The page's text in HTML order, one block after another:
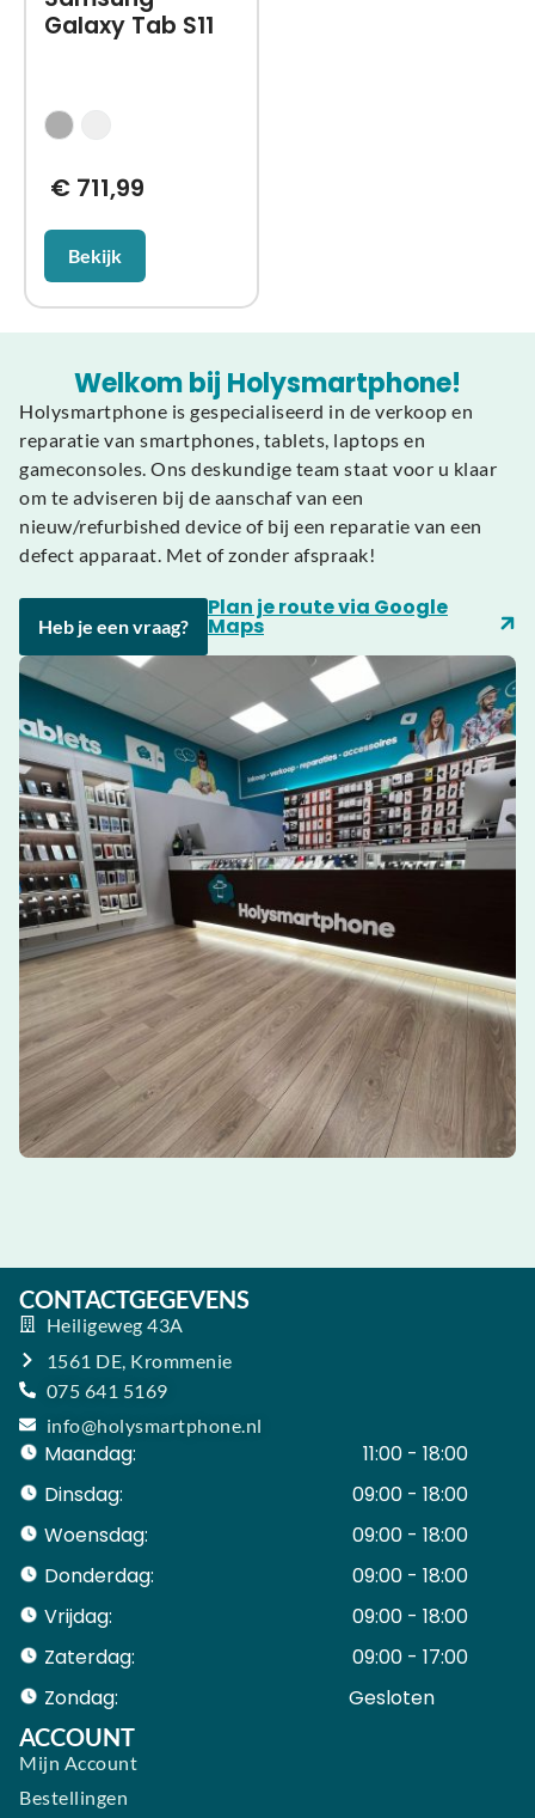
Galaxy Tab S11
€711,99
Bekijk
Welkom bij Holysmartphone!
Holysmartphone is gespecialiseerd in de verkoop en
reparatie van smartphones, tablets, laptops en
gameconsoles. Ons deskundige team staat voor u klaar
om te adviseren bij de aanschaf van een
nieuw/refurbished device of bij een reparatie van een
defect apparaat. Met of zonder afspraak!
Heb je een vraag?
Plan je route via Google
Maps
CONTACTGEGEVENS
Heiligeweg 43A
1561 DE, Krommenie
075 641 5169
info@holysmartphone.nl
Maandag:
11:00 - 18:00
Dinsdag:
09:00 - 18:00
Woensdag:
09:00 - 18:00
Donderdag:
09:00 - 18:00
Vrijdag:
09:00 - 18:00
Zaterdag:
09:00 - 17:00
Zondag:
Gesloten ​ ​ ​ ​ ​ ​ ​
ACCOUNT
Mijn Account
Bestellingen